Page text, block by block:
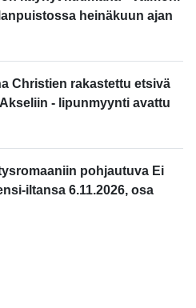
heinäkuun ajan
Christien rakastettu etsivä
- lipunmyynti avattu
pohjautuva Ei
iltansa 6.11.2026, osa